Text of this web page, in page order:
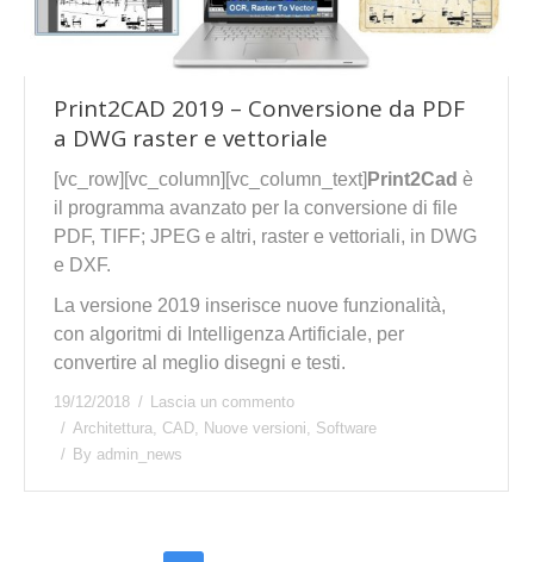
Print2CAD 2019 – Conversione da PDF
a DWG raster e vettoriale
[vc_row][vc_column][vc_column_text] Print2Cad è
il programma avanzato per la conversione di file
PDF, TIFF; JPEG e altri, raster e vettoriali, in DWG
e DXF.
La versione 2019 inserisce nuove funzionalità,
con algoritmi di Intelligenza Artificiale, per
convertire al meglio disegni e testi.
19/12/2018
Lascia un commento
Architettura, CAD, Nuove versioni, Software
By admin_news